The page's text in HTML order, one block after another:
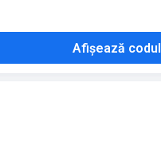
Afișează codul